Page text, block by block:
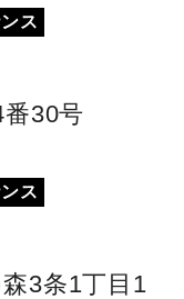
ス
30号
ス
3条1丁目1